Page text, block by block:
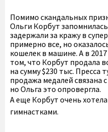
Помимо скандальных
Ольги Корбут
задержали за кражу в
примерно все, но
кошелек в машине. А в
том, что Корбут продала
на сумму $230 тыс. Пресса
продажа медалей связана
но Ольга это опровергла.
А еще Корбут очень
гимнастками.